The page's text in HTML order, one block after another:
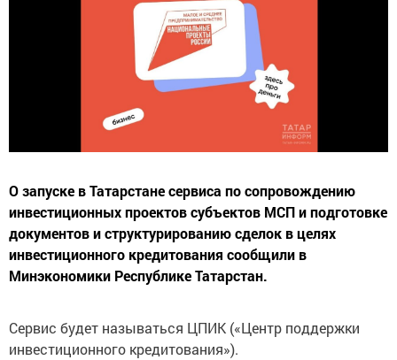
О запуске в Татарстане сервиса по сопровождению
инвестиционных проектов субъектов MCП и подготовке
документов и структурированию сделок в целях
инвестиционного кредитования сообщили в
Минэкономики Республике Татарстан.
Сервис будет называться ЦПИК («Центр поддержки
инвестиционного кредитования»).